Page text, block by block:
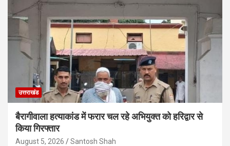
उत्तराखंड
बैरागीवाला हत्याकांड में फरार चल रहे अभियुक्त को हरिद्वार से
किया गिरफ्तार
August 5, 2026 Santosh Shah